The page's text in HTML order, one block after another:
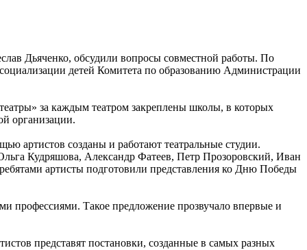
Дьяченко, обсудили вопросы совместной работы. По
детей Комитета по образованию Администрации
за каждым театром закреплены школы, в которых
организации.
артистов созданы и работают театральные студии.
Кудряшова, Александр Фатеев, Петр Прозоровский, Иван
артисты подготовили представления ко Дню Победы
профессиями. Такое предложение прозвучало впервые и
представят постановки, созданные в самых разных